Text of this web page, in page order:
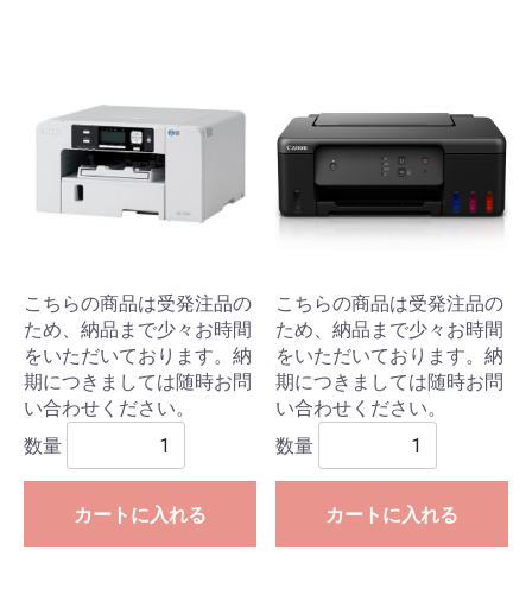
こちらの商品は受発注品の
ため、納品まで少々お時間
をいただいております。納
期につきましては随時お問
い合わせください。
数量
カートに入れる
こちらの商品は受発注品の
ため、納品まで少々お時間
をいただいております。納
期につきましては随時お問
い合わせください。
数量
カートに入れる